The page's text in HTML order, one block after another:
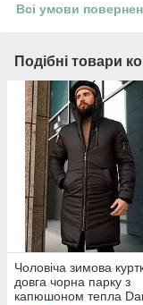
Всі умови
Подібні товари
Чоловіча зимова
довга чорна парку з
капюшоном тепла